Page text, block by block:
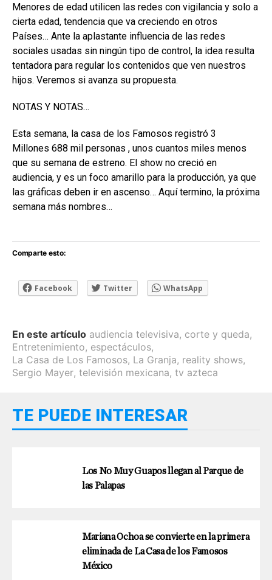
Menores de edad utilicen las redes con vigilancia y solo a
cierta edad, tendencia que va creciendo en otros
Países… Ante la aplastante influencia de las redes
sociales usadas sin ningún tipo de control, la idea resulta
tentadora para regular los contenidos que ven nuestros
hijos. Veremos si avanza su propuesta.
NOTAS Y NOTAS…
Esta semana, la casa de los Famosos registró 3
Millones 688 mil personas , unos cuantos miles menos
que su semana de estreno. El show no creció en
audiencia, y es un foco amarillo para la producción, ya que
las gráficas deben ir en ascenso… Aquí termino, la próxima
semana más nombres…
Comparte esto:
Facebook Twitter WhatsApp
En este artículo audiencia televisiva, corte y queda,
Entretenimiento, espectáculos,
La Casa de Los Famosos, La Granja, reality shows,
Sergio Mayer, televisión mexicana, tv azteca
TE PUEDE INTERESAR
Los No Muy Guapos llegan al Parque de
las Palapas
Mariana Ochoa se convierte en la primera
eliminada de La Casa de los Famosos
México